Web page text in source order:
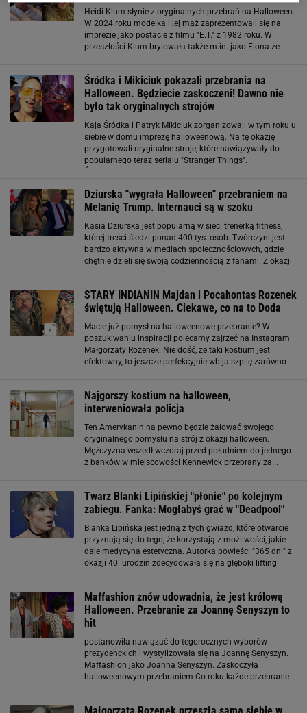
Heidi Klum słynie z oryginalnych przebrań na Halloween.
W 2024 roku modelka i jej mąż zaprezentowali się na
imprezie jako postacie z filmu "E.T." z 1982 roku. W
przeszłości Klum brylowała także m.in. jako Fiona ze
Śródka i Mikiciuk pokazali przebrania na
Halloween. Będziecie zaskoczeni! Dawno nie
było tak oryginalnych strojów
Kaja Śródka i Patryk Mikiciuk zorganizowali w tym roku u
siebie w domu imprezę halloweenową. Na tę okazję
przygotowali oryginalne stroje, które nawiązywały do
popularnego teraz serialu "Stranger Things".
Dziurska "wygrała Halloween" przebraniem na
Melanię Trump. Internauci są w szoku
Kasia Dziurska jest popularną w sieci trenerką fitness,
której treści śledzi ponad 400 tys. osób. Twórczyni jest
bardzo aktywna w mediach społecznościowych, gdzie
chętnie dzieli się swoją codziennością z fanami. Z okazji
STARY INDIANIN Majdan i Pocahontas Rozenek
świętują Halloween. Ciekawe, co na to Doda
Macie już pomysł na halloweenowe przebranie? W
poszukiwaniu inspiracji polecamy zajrzeć na Instagram
Małgorzaty Rozenek. Nie dość, że taki kostium jest
efektowny, to jeszcze perfekcyjnie wbija szpilę zarówno
Najgorszy kostium na halloween,
interweniowała policja
Ten Amerykanin na pewno będzie żałować swojego
oryginalnego pomysłu na strój z okazji halloween.
Mężczyzna wszedł wczoraj przed południem do jednego
z banków w miejscowości Kennewick przebrany za...
Twarz Blanki Lipińskiej "płonie" po kolejnym
zabiegu. Fanka: Mogłabyś grać w "Deadpool"
Bianka Lipińska jest jedną z tych gwiazd, które otwarcie
przyznają się do tego, że korzystają z możliwości, jakie
daje medycyna estetyczna. Autorka powieści "365 dni" z
okazji 40. urodzin zdecydowała się na głęboki lifting
Maffashion znów udowadnia, że jest królową
Halloween. Przebranie za Joannę Senyszyn to
hit
postanowiła nawiązać do tegorocznych wyborów
prezydenckich i wystylizowała się na Joannę Senyszyn.
Maffashion jako Joanna Senyszyn. Zaskoczyła
halloweenowym przebraniem Co roku każde przebranie
Małgorzata Rozenek przeszła samą siebie w